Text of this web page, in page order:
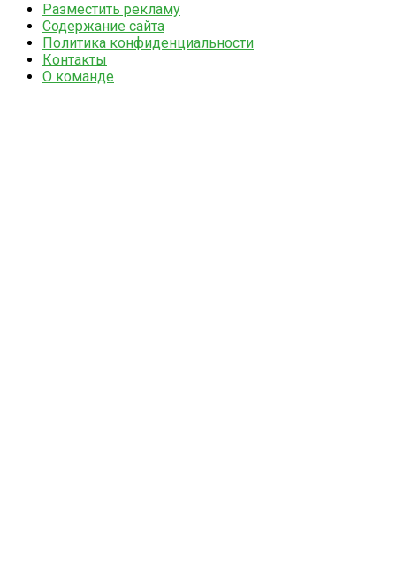
Разместить рекламу
Содержание сайта
Политика конфиденциальности
Контакты
О команде